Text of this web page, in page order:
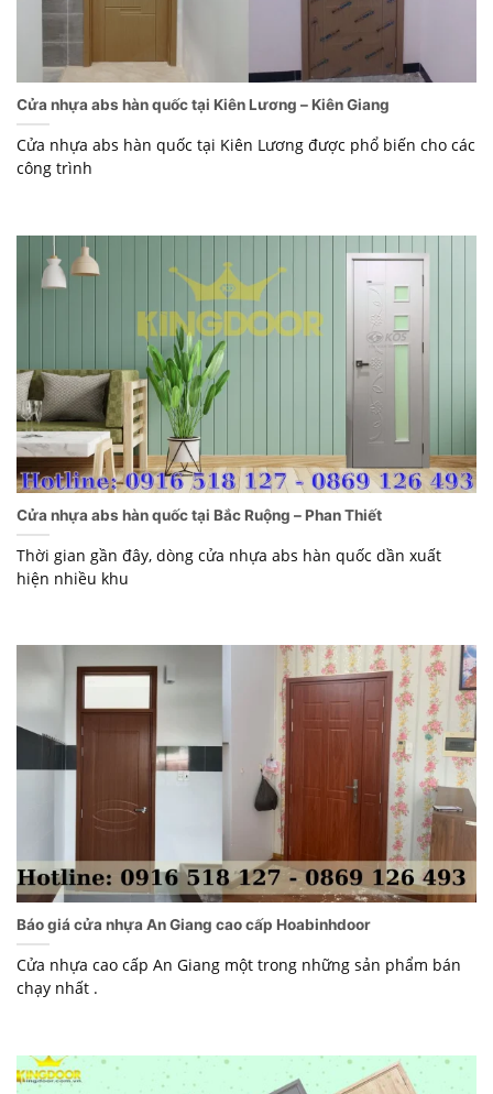
Cửa nhựa abs hàn quốc tại Kiên Lương – Kiên Giang
Cửa nhựa abs hàn quốc tại Kiên Lương được phổ biến cho các
công trình
Cửa nhựa abs hàn quốc tại Bắc Ruộng – Phan Thiết
Thời gian gần đây, dòng cửa nhựa abs hàn quốc dần xuất
hiện nhiều khu
Báo giá cửa nhựa An Giang cao cấp Hoabinhdoor
Cửa nhựa cao cấp An Giang một trong những sản phẩm bán
chạy nhất .